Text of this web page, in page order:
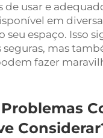
usar e
em
seu espaço. Isso
seguras, mas
fazer
Problemas